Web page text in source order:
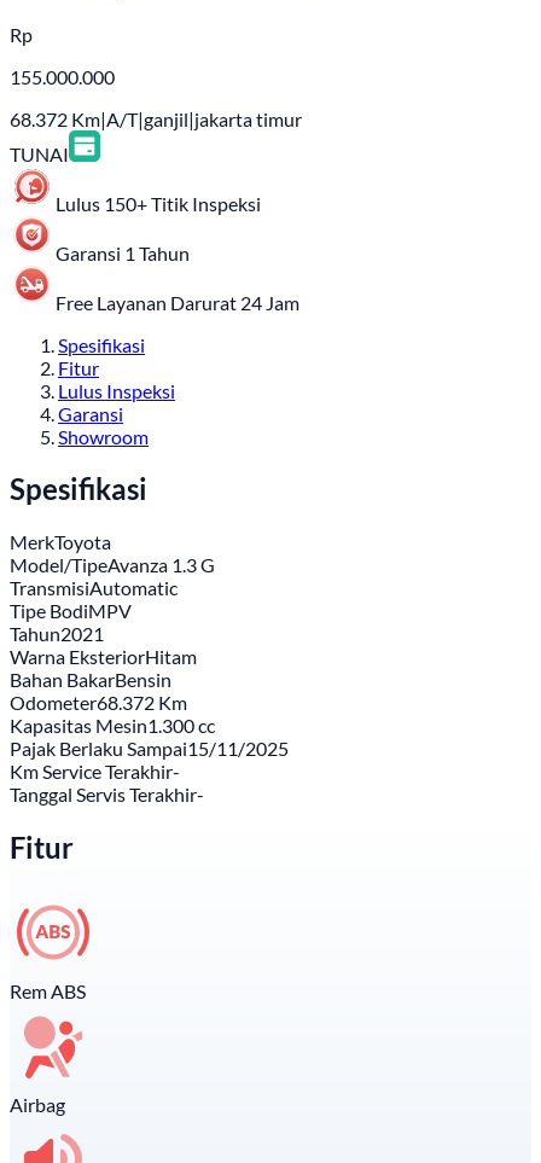
Rp
155.000.000
68.372 Km|A/T|ganjil|jakarta timur
TUNAI
Lulus 150+ Titik Inspeksi
Garansi 1 Tahun
Free Layanan Darurat 24 Jam
Spesifikasi
Fitur
Lulus Inspeksi
Garansi
Showroom
Spesifikasi
MerkToyota
Model/TipeAvanza 1.3 G
TransmisiAutomatic
Tipe BodiMPV
Tahun2021
Warna EksteriorHitam
Bahan BakarBensin
Odometer68.372 Km
Kapasitas Mesin1.300 cc
Pajak Berlaku Sampai15/11/2025
Km Service Terakhir-
Tanggal Servis Terakhir-
Fitur
Rem ABS
Airbag